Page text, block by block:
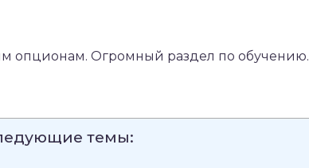
опционам. Огромный раздел по обучению.
темы: